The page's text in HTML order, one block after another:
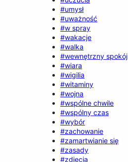
#umysł
#uważność
#w spray
#wakacje
#walka
#wewnętrzny spokój
#wiara
#wigilia
#witaminy
#wojna
#wspólne chwile
#wspólny czas
#wybór
#zachowanie
#zamartwianie się
#zasady
#zdjęcia